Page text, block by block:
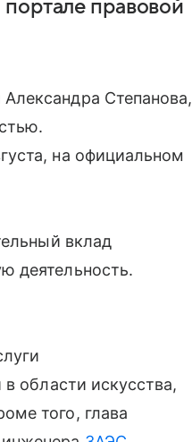
портале правовой
Степанова,
на официальном
вклад
деятельность.
области искусства,
того, глава